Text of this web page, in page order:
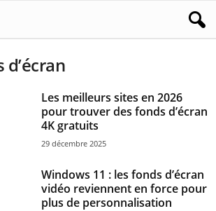
d’écran
Les meilleurs sites en 2026
pour trouver des fonds d’écran
4K gratuits
29 décembre 2025
Windows 11 : les fonds d’écran
vidéo reviennent en force pour
plus de personnalisation